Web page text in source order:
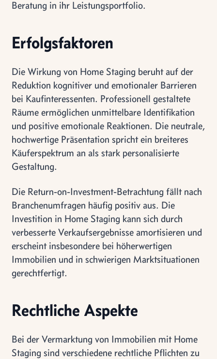
Beratung in ihr Leistungsportfolio.
Erfolgsfaktoren
Die Wirkung von Home Staging beruht auf der
Reduktion kognitiver und emotionaler Barrieren
bei Kaufinteressenten. Professionell gestaltete
Räume ermöglichen unmittelbare Identifikation
und positive emotionale Reaktionen. Die neutrale,
hochwertige Präsentation spricht ein breiteres
Käuferspektrum an als stark personalisierte
Gestaltung.
Die Return-on-Investment-Betrachtung fällt nach
Branchenumfragen häufig positiv aus. Die
Investition in Home Staging kann sich durch
verbesserte Verkaufsergebnisse amortisieren und
erscheint insbesondere bei höherwertigen
Immobilien und in schwierigen Marktsituationen
gerechtfertigt.
Rechtliche Aspekte
Bei der Vermarktung von Immobilien mit Home
Staging sind verschiedene rechtliche Pflichten zu